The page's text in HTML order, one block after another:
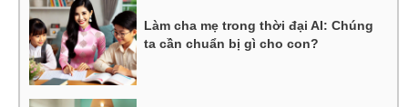
Làm cha mẹ trong thời đại AI: Chúng
ta cần chuẩn bị gì cho con?